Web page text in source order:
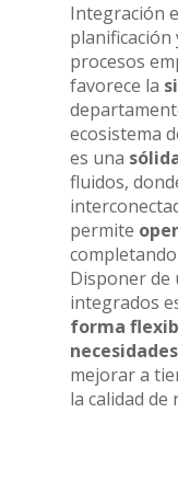
Integración
planificación
procesos
favorece la
ecosistema
es una
fluidos,
permite
Disponer de
integrados
forma
necesidades
mejorar a
la calidad